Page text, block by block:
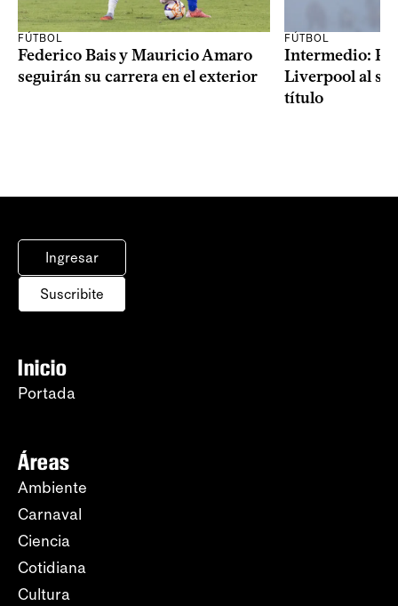
FÚTBOL
Federico Bais y Mauricio Amaro
seguirán su carrera en el exterior
FÚTBOL
Intermedio:
Liverpool al
título
Ingresar
Suscribite
Inicio
Portada
Áreas
Ambiente
Carnaval
Ciencia
Cotidiana
Cultura